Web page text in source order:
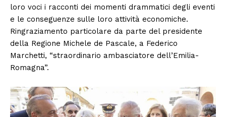
loro voci i racconti dei momenti drammatici degli eventi
e le conseguenze sulle loro attività economiche.
Ringraziamento particolare da parte del presidente
della Regione Michele de Pascale, a Federico
Marchetti, “straordinario ambasciatore dell’Emilia-
Romagna”.